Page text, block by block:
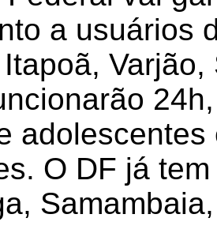
a usuários
O DF já